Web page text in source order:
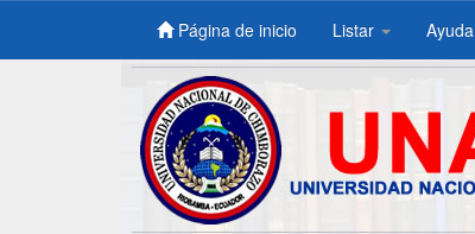
Página de inicio Listar Ayuda